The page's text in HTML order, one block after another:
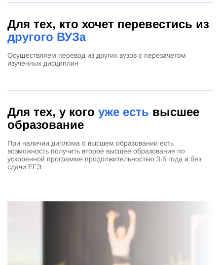
Для тех, кто хочет перевестись из
другого ВУЗа
Осуществляем перевод из других вузов с перезачетом
изученных дисциплин
Для тех, у кого уже есть высшее
образование
При наличии диплома о высшем образовании есть
возможность получить второе высшее образование по
ускоренной программе продолжительностью 3.5 года и без
сдачи ЕГЭ